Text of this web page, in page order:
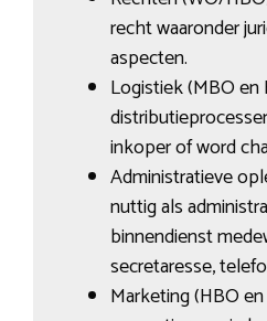
recht waaronder
aspecten.
Logistiek (MBO en
inkoper of word
Administratieve
nuttig als
binnendienst
secretaresse,
Marketing (HBO